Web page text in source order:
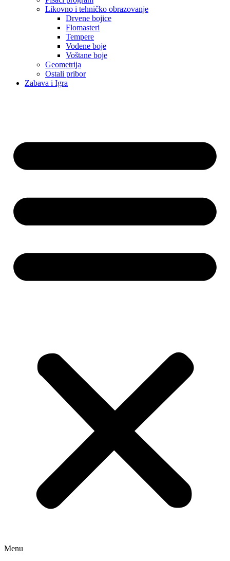
Likovno i tehničko obrazovanje
Drvene bojice
Flomasteri
Tempere
Vodene boje
Voštane boje
Geometrija
Ostali pribor
Zabava i Igra
Menu